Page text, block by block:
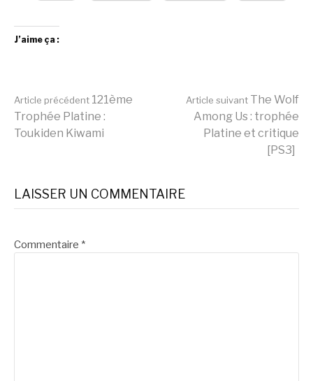
J’aime ça :
Lire
suite
Article précédent 121ème
Trophée Platine :
Toukiden Kiwami
Article suivant The Wolf
Among Us : trophée
Platine et critique
[PS3]
LAISSER UN COMMENTAIRE
Commentaire *